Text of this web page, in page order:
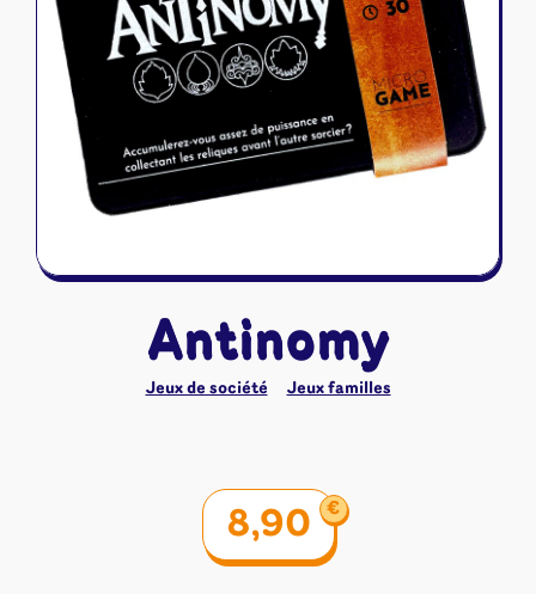
Naruto Mythos
Autres
Tapis de jeu
Antinomy
Jeux de société Jeux familles
8,90 €